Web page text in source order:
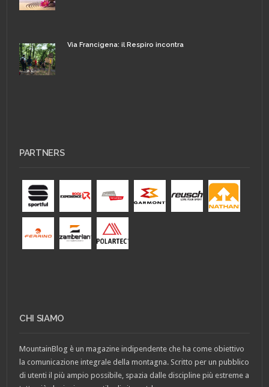
Via Francigena: il Respiro incontra
PARTNERS
CHI SIAMO
MountainBlog è un magazine indipendente che ha come obiettivo
la comunicazione integrale della montagna. Scritto per un pubblico
di utenti il più ampio possibile, spazia dalle discipline più estreme a